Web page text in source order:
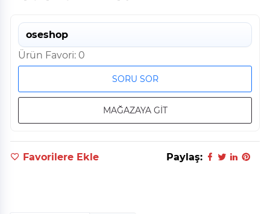
oseshop
Ürün Favori: 0
SORU SOR
MAĞAZAYA GİT
Favorilere Ekle Paylaş: